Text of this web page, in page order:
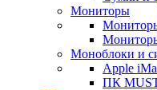
Мониторы
Моноблоки и
Apple
ПК